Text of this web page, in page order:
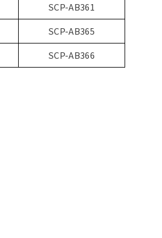
SCP-AB361
SCP-AB365
SCP-AB366